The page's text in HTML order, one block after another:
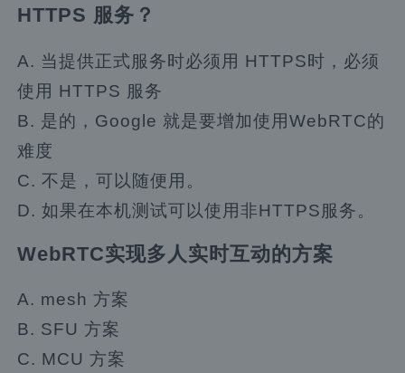
HTTPS 服务？
A. 当提供正式服务时必须用 HTTPS时，必须
使用 HTTPS 服务
B. 是的，Google 就是要增加使用WebRTC的
难度
C. 不是，可以随便用。
D. 如果在本机测试可以使用非HTTPS服务。
WebRTC实现多人实时互动的方案
A. mesh 方案
B. SFU 方案
C. MCU 方案